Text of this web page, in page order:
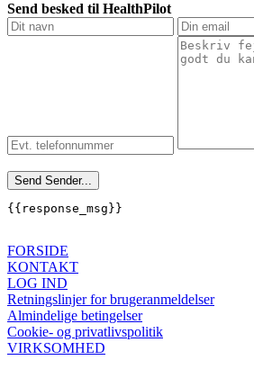
Send besked til HealthPilot
Send Sender...
{{response_msg}}
FORSIDE
KONTAKT
LOG IND
Retningslinjer for brugeranmeldelser
Almindelige betingelser
Cookie- og privatlivspolitik
VIRKSOMHED